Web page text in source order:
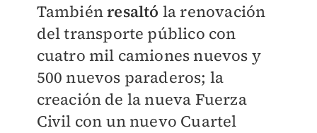
Tambiénresaltó la renovación
del transporte público con
cuatro mil camiones nuevos y
500 nuevos paraderos; la
creación de la nueva Fuerza
Civil con un nuevo Cuartel